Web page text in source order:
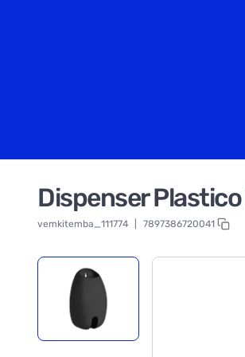
Dispenser
vemkitemba_111774 7897386720041